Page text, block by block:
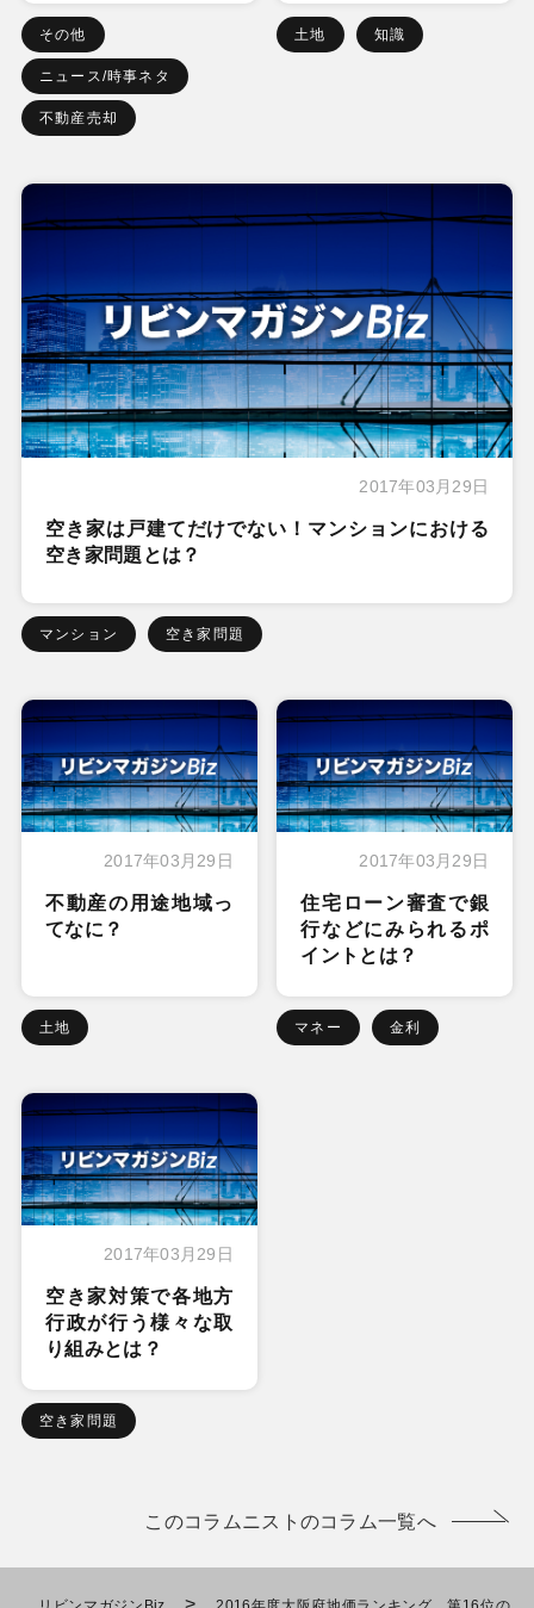
その他
ニュース/時事ネタ
不動産売却
土地 知識
2017年03月29日
空き家は戸建てだけでない！マンションにおける
空き家問題とは？
マンション 空き家問題
2017年03月29日
不動産の用途地域っ
てなに？
土地
2017年03月29日
住宅ローン審査で銀
行などにみられるポ
イントとは？
マネー 金利
2017年03月29日
空き家対策で各地方
行政が行う様々な取
り組みとは？
空き家問題
このコラムニストのコラム一覧へ
>